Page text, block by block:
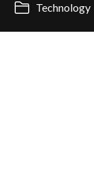
Technology